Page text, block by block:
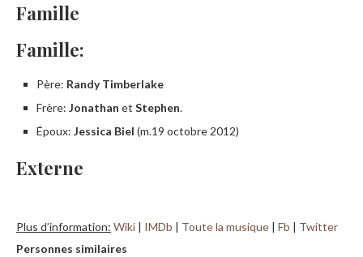
Famille
Famille:
Père: Randy Timberlake
Frère: Jonathan et Stephen.
Époux: Jessica Biel (m.19 octobre 2012)
Externe
Plus d’information: Wiki | IMDb | Toute la musique | Fb | Twitter
Personnes similaires